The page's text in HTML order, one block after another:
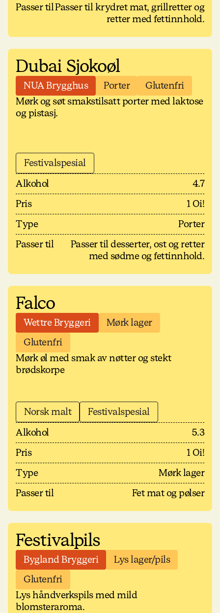
Passer tilPasser til krydret mat, grillretter og
retter med fettinnhold.
Dubai Sjokoøl
NUA Brygghus Porter
Glutenfri
Mørk og søt smakstilsatt porter med laktose
og pistasj.
Festivalspesial
Alkohol
4.7
Pris
1 Oi!
Type
Porter
Passer til
Passer til desserter, ost og retter
med sødme og fettinnhold.
Falco
Wettre Bryggeri
Mørk lager
Glutenfri
Mørk øl med smak av nøtter og stekt
brødskorpe
Norsk malt
Festivalspesial
Alkohol
5.3
Pris
1 Oi!
Type
Mørk lager
Passer til
Fet mat og pølser
Festivalpils
Bygland Bryggeri
Lys lager/pils
Glutenfri
Lys håndverkspils med mild
blomsteraroma.